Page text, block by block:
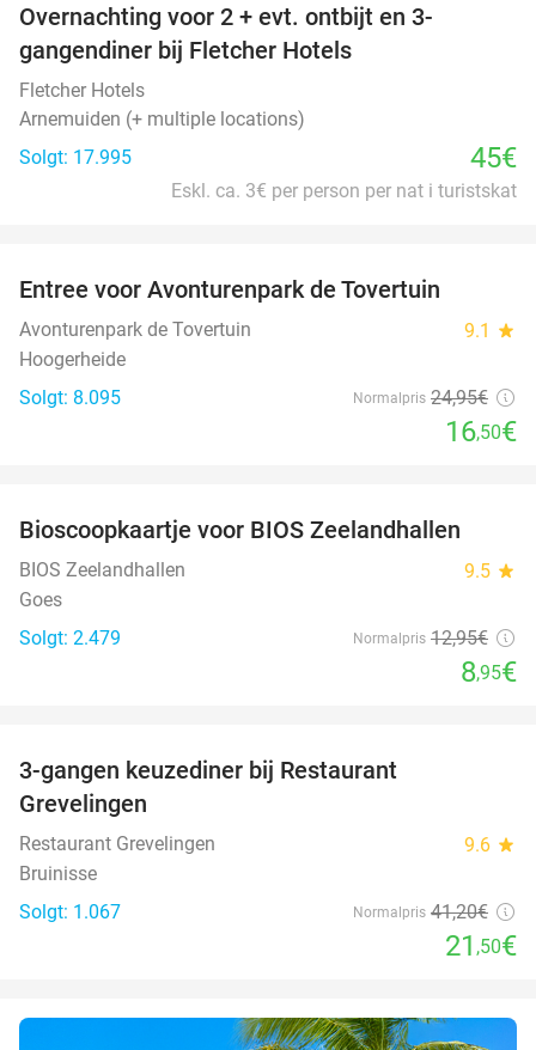
Overnachting voor 2 + evt. ontbijt en 3-
gangendiner bij Fletcher Hotels
Fletcher Hotels
Arnemuiden (+ multiple locations)
Solgt: 17.995
45€
Eskl. ca. 3€ per person per nat i turistskat
Entree voor Avonturenpark de Tovertuin
Avonturenpark de Tovertuin 9.1 star
Hoogerheide
Solgt: 8.095
Normalpris 24,95€
16,50€
Bioscoopkaartje voor BIOS Zeelandhallen
BIOS Zeelandhallen 9.5 star
Goes
Solgt: 2.479
Normalpris 12,95€
8,95€
3-gangen keuzediner bij Restaurant
Grevelingen
Restaurant Grevelingen 9.6 star
Bruinisse
Solgt: 1.067
Normalpris 41,20€
21 ,50€